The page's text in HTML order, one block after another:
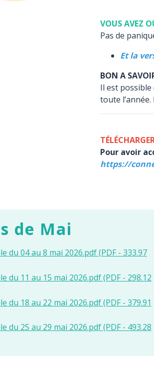
VOUS AVEZ
Pas de
Et la
BON A
Il est
toute
Pour avoir
https://
de Mai
du 04 au 8 mai 2026.pdf (PDF - 333.97
du 11 au 15 mai 2026.pdf (PDF - 298.12
du 18 au 22 mai 2026.pdf (PDF - 379.91
du 25 au 29 mai 2026.pdf (PDF - 493.28